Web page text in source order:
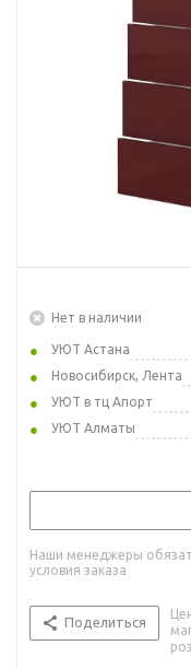
Нет в наличии
УЮТ Астана
Новосибирск, Лента
УЮТ в тц Апорт
УЮТ Алматы
Наши менеджеры
условия заказа
Поделиться